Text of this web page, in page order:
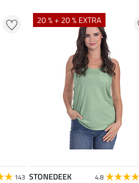
143
20 % + 20 % EXTRA
STONEDEEK 4.8